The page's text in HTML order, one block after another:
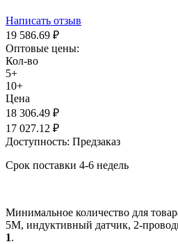
Написать отзыв
19 586.69 ₽
Оптовые цены:
Кол-во
5+
10+
Цена
18 306.49 ₽
17 027.12 ₽
Доступность: Предзаказ
Срок поставки 4-6 недель
Минимальное количество для
5M, индуктивный датчик, 2-
1.